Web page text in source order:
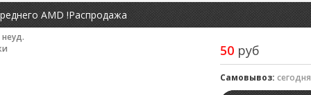
AMD !Распродажа
50 руб
Самовывоз: сегодня
неуд.